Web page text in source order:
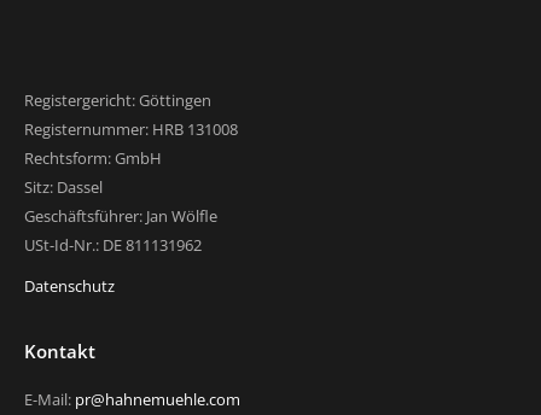
Registergericht: Göttingen
Registernummer: HRB 131008
Rechtsform: GmbH
Sitz: Dassel
Geschäftsführer: Jan Wölfle
USt-Id-Nr.: DE 811131962
Datenschutz
Kontakt
E-Mail: pr@hahnemuehle.com